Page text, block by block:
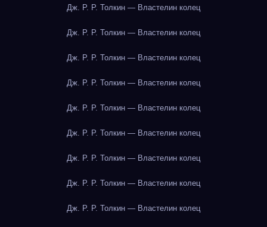
Дж. Р. Р. Толкин — Властелин колец
Дж. Р. Р. Толкин — Властелин колец
Дж. Р. Р. Толкин — Властелин колец
Дж. Р. Р. Толкин — Властелин колец
Дж. Р. Р. Толкин — Властелин колец
Дж. Р. Р. Толкин — Властелин колец
Дж. Р. Р. Толкин — Властелин колец
Дж. Р. Р. Толкин — Властелин колец
Дж. Р. Р. Толкин — Властелин колец